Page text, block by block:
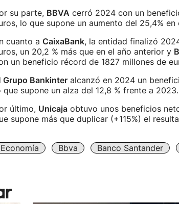
su parte, BBVA cerró 2024 con un
lo que supone un aumento del 25,4%
cuanto a CaixaBank, la entidad finalizó
un 20,2 % más que en el año anterior y
un beneficio récord de 1827 millones de
Grupo Bankinteralcanzó en 2024 un
que supone un alza del 12,8 % frente a 2023.
último, Unicajaobtuvo unos beneficios
supone más que duplicar (+115%) el
Economía Bbva Banco Santander